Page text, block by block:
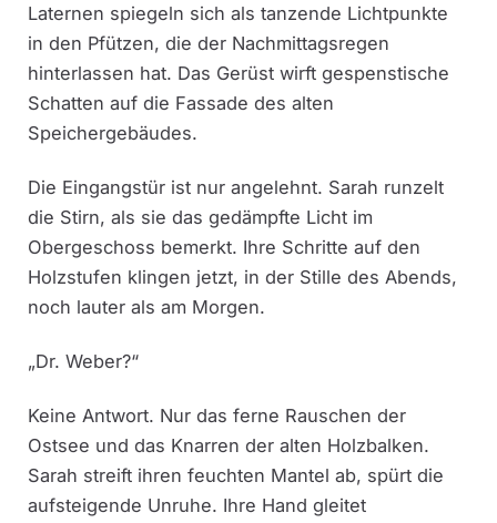
Laternen spiegeln sich als tanzende Lichtpunkte
in den Pfützen, die der Nachmittagsregen
hinterlassen hat. Das Gerüst wirft gespenstische
Schatten auf die Fassade des alten
Speichergebäudes.
Die Eingangstür ist nur angelehnt. Sarah runzelt
die Stirn, als sie das gedämpfte Licht im
Obergeschoss bemerkt. Ihre Schritte auf den
Holzstufen klingen jetzt, in der Stille des Abends,
noch lauter als am Morgen.
„Dr. Weber?“
Keine Antwort. Nur das ferne Rauschen der
Ostsee und das Knarren der alten Holzbalken.
Sarah streift ihren feuchten Mantel ab, spürt die
aufsteigende Unruhe. Ihre Hand gleitet